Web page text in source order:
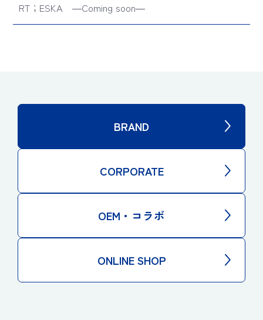
RT；ESKA ―Coming soon―
BRAND
CORPORATE
OEM・コラボ
ONLINE SHOP